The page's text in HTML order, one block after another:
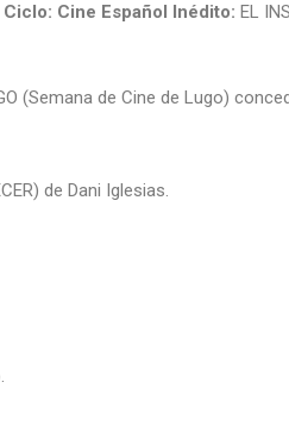
Cine Español Inédito: EL
(Semana de Cine de Lugo)
de Dani Iglesias.